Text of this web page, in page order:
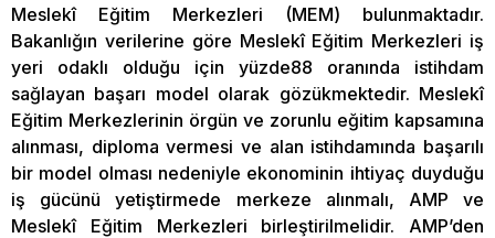
Meslekî Eğitim Merkezleri (MEM) bulunmaktadır.
Bakanlığın verilerine göre Meslekî Eğitim Merkezleri iş
yeri odaklı olduğu için yüzde88 oranında istihdam
sağlayan başarı model olarak gözükmektedir. Meslekî
Eğitim Merkezlerinin örgün ve zorunlu eğitim kapsamına
alınması, diploma vermesi ve alan istihdamında başarılı
bir model olması nedeniyle ekonominin ihtiyaç duyduğu
iş gücünü yetiştirmede merkeze alınmalı, AMP ve
Meslekî Eğitim Merkezleri birleştirilmelidir. AMP’den